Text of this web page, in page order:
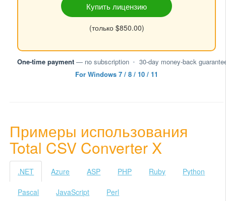
Купить лицензию
(только $850.00)
One-time payment — no subscription • 30-day money-back
For Windows 7 / 8 / 10 / 11
Примеры использования
Total CSV Converter X
.NET Azure ASP PHP Ruby Python
Pascal JavaScript Perl